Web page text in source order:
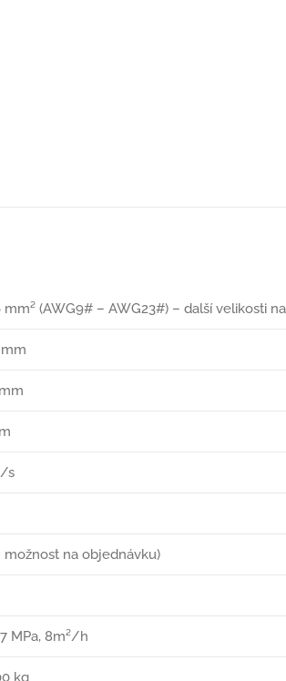
mm² (AWG9# – AWG23#) – další velikosti
s
možnost na objednávku)
MPa, 8m²/h
kg